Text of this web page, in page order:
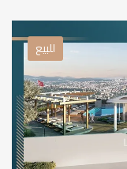
للبيع